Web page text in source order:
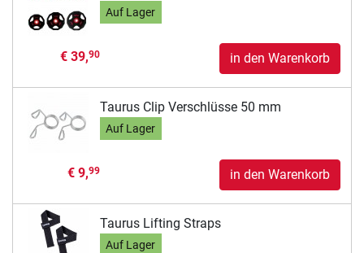
Auf Lager
€ 39,90 in den Warenkorb
Taurus Clip Verschlüsse 50 mm
Auf Lager
€ 9,99 in den Warenkorb
Taurus Lifting Straps
Auf Lager